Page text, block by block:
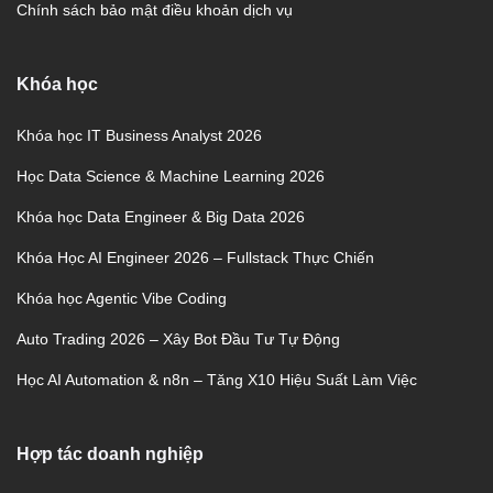
Chính sách bảo mật điều khoản dịch vụ
Khóa học
Khóa học IT Business Analyst 2026
Học Data Science & Machine Learning 2026
Khóa học Data Engineer & Big Data 2026
Khóa Học AI Engineer 2026 – Fullstack Thực Chiến
Khóa học Agentic Vibe Coding
Auto Trading 2026 – Xây Bot Đầu Tư Tự Động
Học AI Automation & n8n – Tăng X10 Hiệu Suất Làm Việc
Hợp tác doanh nghiệp